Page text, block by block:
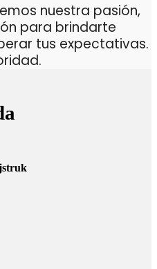
nuestra pasión,
para brindarte
tus expectativas.